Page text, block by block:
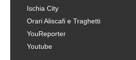
Ischia City
Orari Aliscafi e Traghetti
YouReporter
Youtube